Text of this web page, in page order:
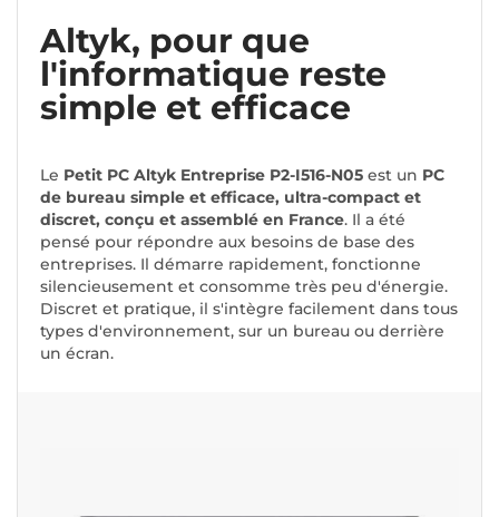
Altyk, pour que
l'informatique reste
simple et efficace
Le Petit PC Altyk Entreprise P2-I516-N05 est un PC
de bureau simple et efficace, ultra-compact et
discret, conçu et assemblé en France. Il a été
pensé pour répondre aux besoins de base des
entreprises. Il démarre rapidement, fonctionne
silencieusement et consomme très peu d'énergie.
Discret et pratique, il s'intègre facilement dans tous
types d'environnement, sur un bureau ou derrière
un écran.